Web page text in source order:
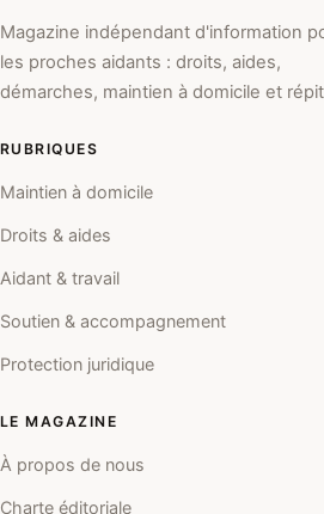
Magazine indépendant d'information
les proches aidants : droits, aides,
démarches, maintien à domicile et
RUBRIQUES
Maintien à domicile
Droits & aides
Aidant & travail
Soutien & accompagnement
Protection juridique
LE MAGAZINE
À propos de nous
Charte éditoriale